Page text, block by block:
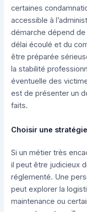
certaines
accessible à
démarche dépend de
délai écoulé et du
être préparée
la stabilité
éventuelle des
est de présenter un
faits.
Choisir une
Si un métier très
il peut être judicieux
réglementé. Une
peut explorer la
maintenance ou